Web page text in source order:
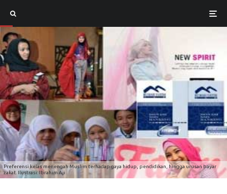
Preferensi kelas menengah Muslim terhadap gaya hidup, pendidikan, hingga urusan bayar
zakat. Ilustrasi: Ibrahim Aji